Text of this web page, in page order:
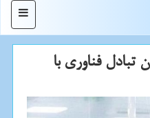
منو
تبادل فناوری با